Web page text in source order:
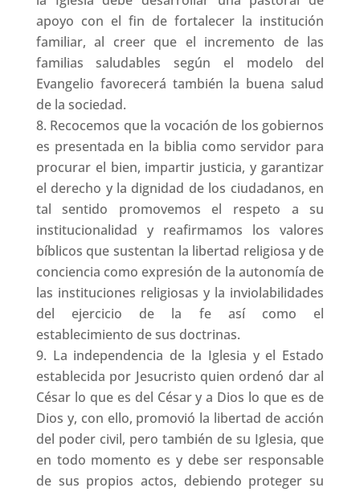
apoyo con el fin de fortalecer la institución
familiar, al creer que el incremento de las
familias saludables según el modelo del
Evangelio favorecerá también la buena salud
de la sociedad.
Recocemos que la vocación de los gobiernos
es presentada en la biblia como servidor para
procurar el bien, impartir justicia, y garantizar
el derecho y la dignidad de los ciudadanos, en
tal sentido promovemos el respeto a su
institucionalidad y reafirmamos los valores
bíblicos que sustentan la libertad religiosa y de
conciencia como expresión de la autonomía de
las instituciones religiosas y la inviolabilidades
del ejercicio de la fe así como el
establecimiento de sus doctrinas.
La independencia de la Iglesia y el Estado
establecida por Jesucristo quien ordenó dar al
César lo que es del César y a Dios lo que es de
Dios y, con ello, promovió la libertad de acción
del poder civil, pero también de su Iglesia, que
en todo momento es y debe ser responsable
de sus propios actos, debiendo proteger su